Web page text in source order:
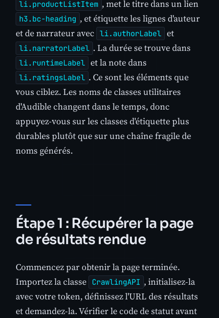
li.productListItem , met le titre dans un lien
h3.bc-heading , et étiquette les lignes d'auteur
et de narrateur avec li.authorLabel et
li.narratorLabel . La durée se trouve dans
li.runtimeLabel et la note dans
li.ratingsLabel . Ce sont les éléments que
vous ciblez. Les noms de classes utilitaires
d'Audible changent dans le temps, donc
appuyez-vous sur les classes d'étiquette plus
durables plutôt que sur une chaîne fragile de
noms générés.
Étape 1 : Récupérer la page
de résultats rendue
Commencez par obtenir la page terminée.
Importez la classe CrawlingAPI , initialisez-la
avec votre token, définissez l'URL des résultats
et demandez-la. Vérifier le code de statut avant